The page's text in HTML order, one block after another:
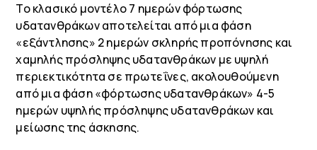
Το κλασικό μοντέλο 7 ημερών φόρτωσης
υδατανθράκων αποτελείται από μια φάση
«εξάντλησης» 2 ημερών σκληρής προπόνησης και
χαμηλής πρόσληψης υδατανθράκων με υψηλή
περιεκτικότητα σε πρωτεΐνες, ακολουθούμενη
από μια φάση «φόρτωσης υδατανθράκων» 4-5
ημερών υψηλής πρόσληψης υδατανθράκων και
μείωσης της άσκησης.